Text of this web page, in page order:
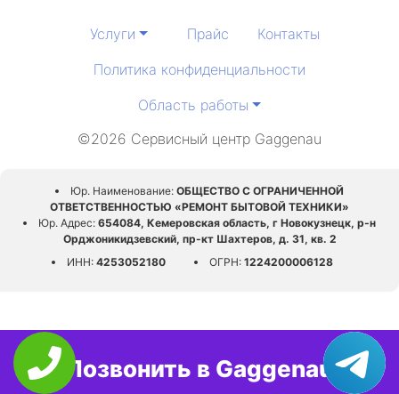
Услуги Прайс
Контакты
Политика конфиденциальности
Область работы
©2026 Сервисный центр Gaggenau
Юр. Наименование: ОБЩЕСТВО С ОГРАНИЧЕННОЙ
ОТВЕТСТВЕННОСТЬЮ «РЕМОНТ БЫТОВОЙ ТЕХНИКИ»
Юр. Адрес: 654084, Кемеровская область, г Новокузнецк, р-н
Орджоникидзевский, пр-кт Шахтеров, д. 31, кв. 2
ИНН: 4253052180 ОГРН: 1224200006128
Позвонить в Gaggenau